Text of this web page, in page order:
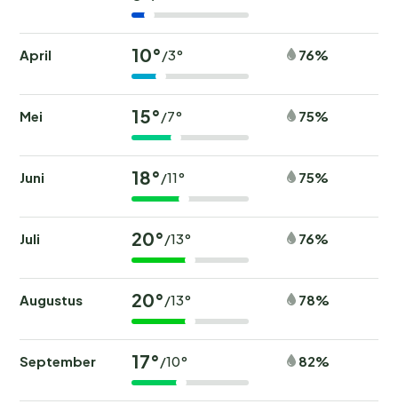
April 10°/3° 76%
Mei 15°/7° 75%
Juni 18°/11° 75%
Juli 20°/13° 76%
Augustus 20°/13° 78%
September 17°/10° 82%